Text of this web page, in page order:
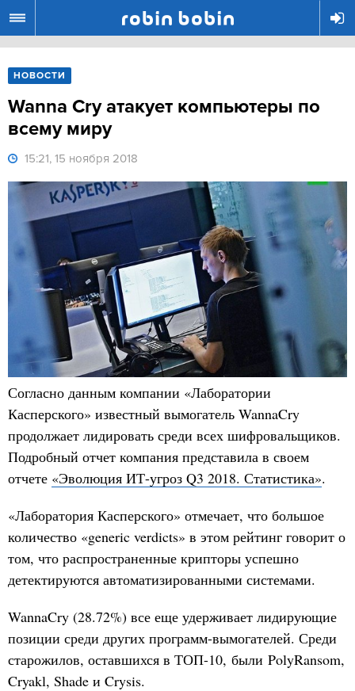
НОВОСТИ
Wanna Cry атакует компьютеры по
всему миру
15:21, 15 ноября 2018
Согласно данным компании «Лаборатории
Касперского» известный вымогатель WannaCry
продолжает лидировать среди всех шифровальщиков.
Подробный отчет компания представила в своем
отчете «Эволюция ИТ-угроз Q3 2018. Статистика».
«Лаборатория Касперского» отмечает, что большое
количество «generic verdicts» в этом рейтинг говорит о
том, что распространенные крипторы успешно
детектируются автоматизированными системами.
WannaCry (28.72%) все еще удерживает лидирующие
позиции среди других программ-вымогателей. Среди
старожилов, оставшихся в ТОП-10, были PolyRansom,
Cryakl, Shade и Crysis.